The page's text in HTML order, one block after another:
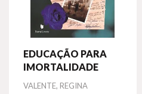
EDUCAÇÃO PARA
IMORTALIDADE
Autor
VALENTE, REGINA